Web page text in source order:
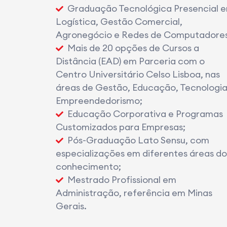
Graduação Tecnológica Presencial
Logística, Gestão Comercial,
Agronegócio e Redes de
Mais de 20 opções de Cursos a
Distância (EAD) em Parceria com o
Centro Universitário Celso Lisboa, nas
áreas de Gestão, Educação,
Empreendedorismo;
Educação Corporativa e Programas
Customizados para Empresas;
Pós-Graduação Lato Sensu, com
especializações em diferentes áreas do
conhecimento;
Mestrado Profissional em
Administração, referência em Minas
Gerais.